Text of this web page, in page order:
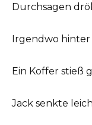
Durchsagen
Irgendwo hinter
Ein Koffer stieß
Jack senkte